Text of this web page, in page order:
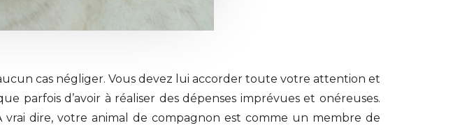
cas négliger. Vous devez lui accorder toute votre attention et
parfois d’avoir à réaliser des dépenses imprévues et onéreuses.
vrai dire, votre animal de compagnon est comme un membre de